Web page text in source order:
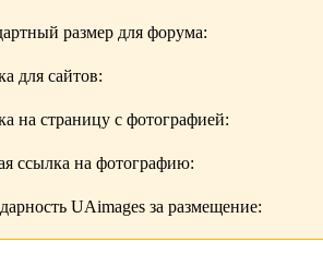
размер для форума:
для сайтов:
на страницу с фотографией:
ссылка на фотографию:
UAimages за размещение: